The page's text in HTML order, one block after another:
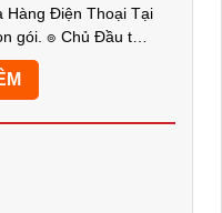
Hàng Điện Thoại Tại
gói. ๏ Chủ Đầu tư:
Hưng Đạo, TP. Quy